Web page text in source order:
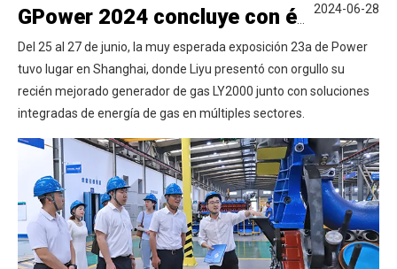
Del 25 al 27 de junio, la muy esperada exposición 23a de Power
tuvo lugar en Shanghai, donde Liyu presentó con orgullo su
recién mejorado generador de gas LY2000 junto con soluciones
integradas de energía de gas en múltiples sectores.
2024-06-28